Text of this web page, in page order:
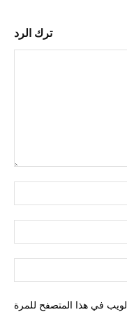
ترك الرد
في هذا المتصفح للمرة